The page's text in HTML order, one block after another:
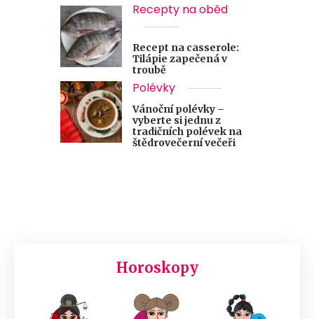
Recepty na oběd
Recept na casserole:
Tilápie zapečená v
troubě
Polévky
Vánoční polévky –
vyberte si jednu z
tradičních polévek na
štědrovečerní večeři
Horoskopy